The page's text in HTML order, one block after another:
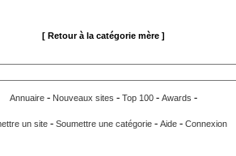
[ Retour à la catégorie mère ]
Annuaire- Nouveaux sites - Top 100- Awards -
un site - Soumettre une catégorie - Aide - Connexion